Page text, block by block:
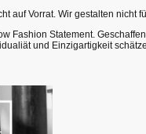
auf Vorrat. Wir gestalten nicht
Fashion Statement.
und Einzigartigkeit